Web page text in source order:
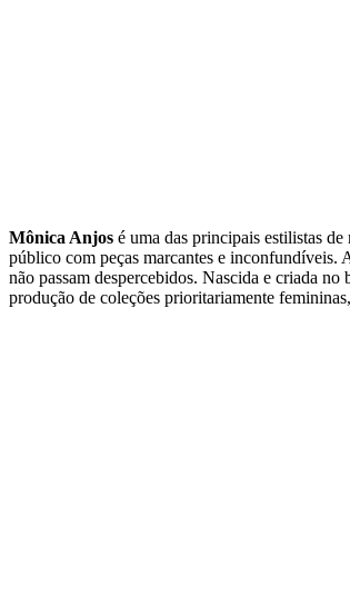
Mônica Anjos é uma das principais estilistas
público com peças marcantes e inconfundíveis.
não passam despercebidos. Nascida e criada
produção de coleções prioritariamente